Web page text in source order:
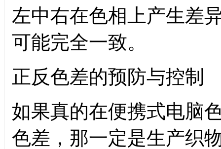
左中右在色相上产生差
可能完全一致。
正反色差的预防与控制
如果真的在便携式电脑
色差，那一定是生产织